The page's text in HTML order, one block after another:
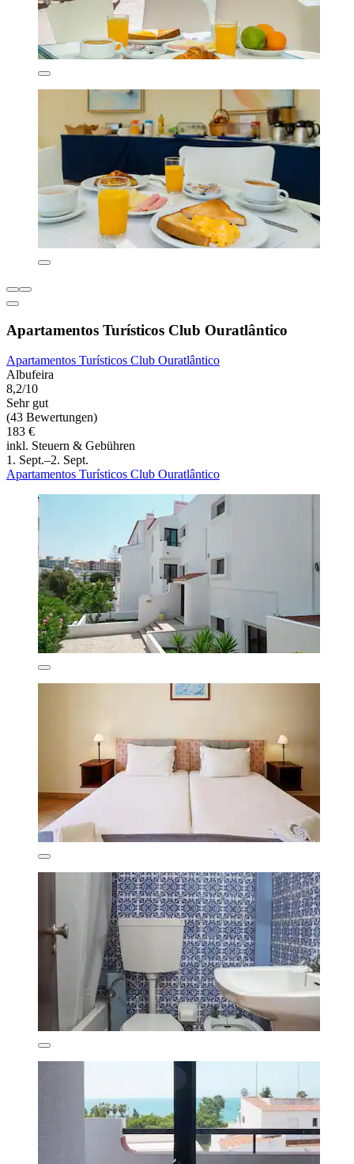
Apartamentos Turísticos Club Ouratlântico
Apartamentos Turísticos Club Ouratlântico
Albufeira
8,2/10
Sehr gut
(43 Bewertungen)
183 €
inkl. Steuern & Gebühren
1. Sept.–2. Sept.
Apartamentos Turísticos Club Ouratlântico